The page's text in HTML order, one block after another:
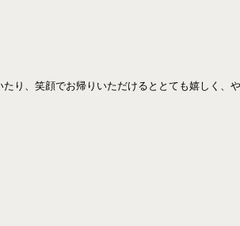
り、笑顔でお帰りいただけるととても嬉しく、や